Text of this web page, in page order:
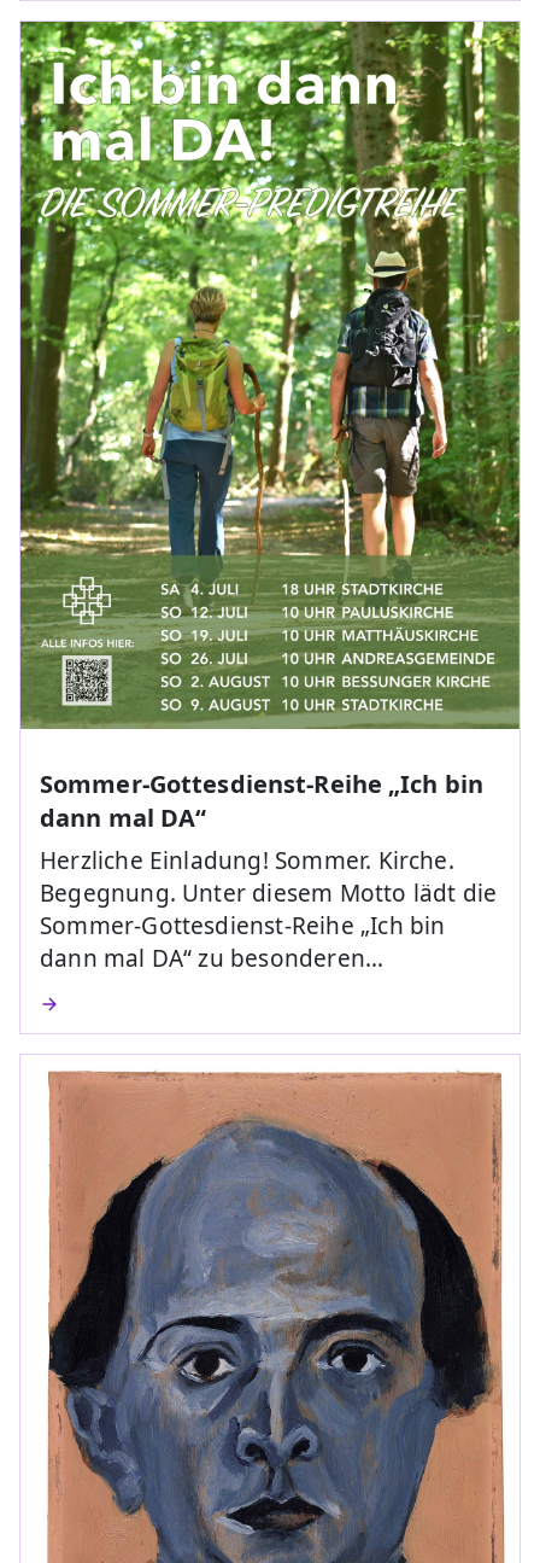
Sommer-Gottesdienst-Reihe „Ich bin
dann mal DA“
Herzliche Einladung! Sommer. Kirche.
Begegnung. Unter diesem Motto lädt die
Sommer-Gottesdienst-Reihe „Ich bin
dann mal DA“ zu besonderen…